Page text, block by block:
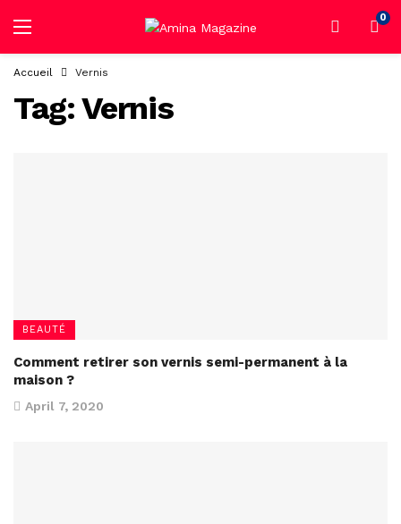
0
Accueil Vernis
Tag:Vernis
BEAUTÉ
Comment retirer son vernis semi-permanent à la
maison ?
April 7, 2020